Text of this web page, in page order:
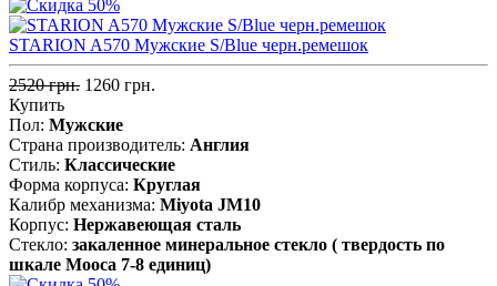
STARION A570 Мужские S/Blue черн.ремешок
2520 грн. 1260 грн.
Купить
Пол: Мужские
Страна производитель: Англия
Стиль: Классические
Форма корпуса: Круглая
Калибр механизма: Miyota JM10
Корпус: Нержавеющая cталь
Стекло: закаленное минеральное стекло ( твердость по
шкале Мооса 7-8 единиц)